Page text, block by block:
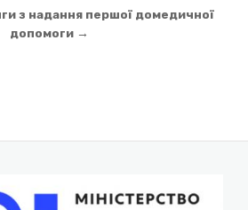
з надання першої домедичної
допомоги →